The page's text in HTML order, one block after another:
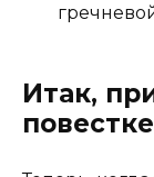
Итак,